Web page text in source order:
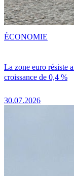
La zone euro résiste
croissance de 0,4 %
30.07.2026
ÉCONOMIE